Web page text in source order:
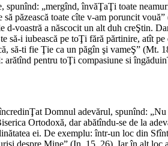
„mergînd, învăŢaŢi toate
păzească toate cîte v-am poruncit
voastră a născocit un alt duh creŞtin.
i iubească pe toŢi fără părtinire, atît
să-ti fie Ţie ca un păgîn şi vameŞ” (Mt.
pentru toŢi compasiune si
Domnul adevărul, spunînd:
Ortodoxă, dar abătîndu-se de la
ei. De exemplu: într-un loc din
despre Mine” (In. 15, 26). Iar în alt loc